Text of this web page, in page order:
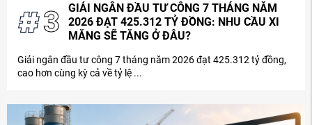
3
GIẢI NGÂN ĐẦU TƯ CÔNG 7 THÁNG NĂM
2026 ĐẠT 425.312 TỶ ĐỒNG: NHU CẦU XI
MĂNG SẼ TĂNG Ở ĐÂU?
Giải ngân đầu tư công 7 tháng năm 2026 đạt 425.312 tỷ đồng,
cao hơn cùng kỳ cả về tỷ lệ ...